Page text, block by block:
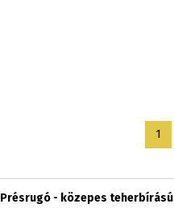
1
Présrugó - közepes teherbírású